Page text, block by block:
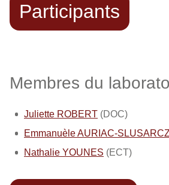
Participants
Membres du
Juliette ROBERT (DOC)
Emmanuèle AURIAC-
Nathalie YOUNES (ECT)